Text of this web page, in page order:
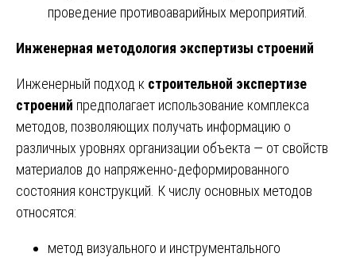
проведение противоаварийных мероприятий.
Инженерная методология экспертизы строений
Инженерный подход к строительной экспертизе
строений предполагает использование комплекса
методов, позволяющих получать информацию о
различных уровнях организации объекта — от свойств
материалов до напряженно-деформированного
состояния конструкций. К числу основных методов
относятся:
метод визуального и инструментального